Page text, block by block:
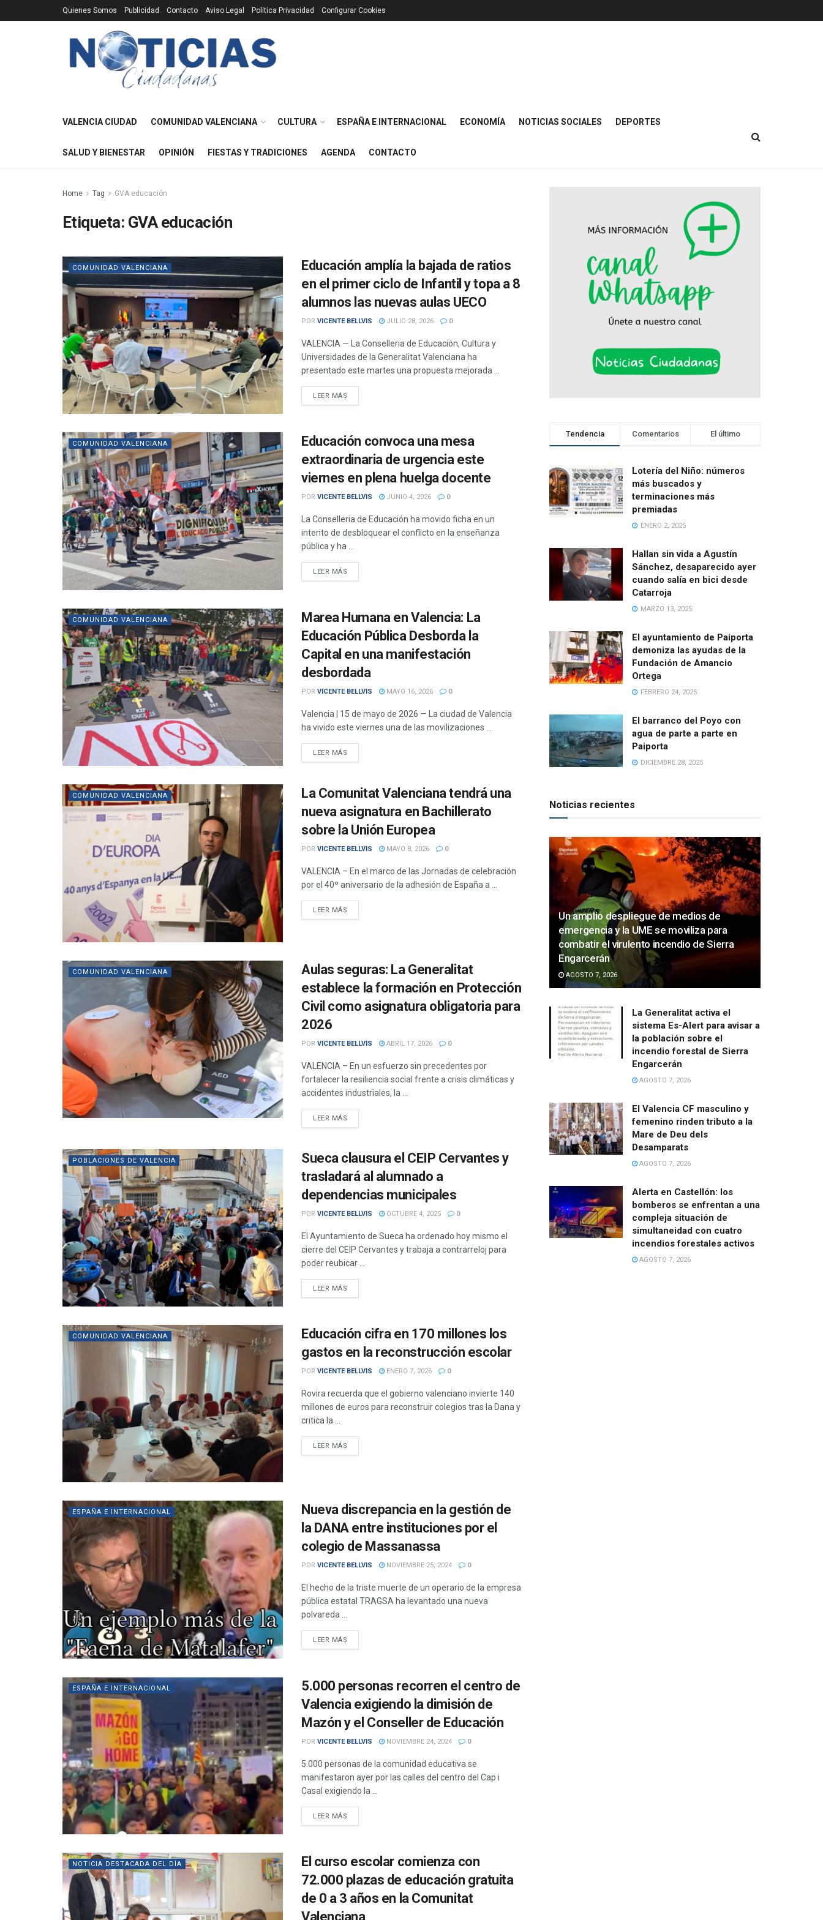
Quienes Somos Publicidad Contacto Aviso Legal Política Privacidad Configurar Cookies
VALENCIA CIUDAD COMUNIDAD VALENCIANA CULTURA ESPAÑA E INTERNACIONAL ECONOMÍA NOTICIAS SOCIALES DEPORTES
SALUD Y BIENESTAR OPINIÓN FIESTAS Y TRADICIONES AGENDA CONTACTO
Home Tag GVA educación
Etiqueta: GVA educación
COMUNIDAD VALENCIANA
Educación amplía la bajada de ratios
en el primer ciclo de Infantil y topa a 8
alumnos las nuevas aulas UECO
POR VICENTE BELLVIS JULIO 28, 2026 0
VALENCIA — La Conselleria de Educación, Cultura y
Universidades de la Generalitat Valenciana ha
presentado este martes una propuesta mejorada ...
LEER MÁS
COMUNIDAD VALENCIANA
Educación convoca una mesa
extraordinaria de urgencia este
viernes en plena huelga docente
POR VICENTE BELLVIS JUNIO 4, 2026 0
La Conselleria de Educación ha movido ficha en un
intento de desbloquear el conflicto en la enseñanza
pública y ha ...
LEER MÁS
COMUNIDAD VALENCIANA
Marea Humana en Valencia: La
Educación Pública Desborda la
Capital en una manifestación
desbordada
POR VICENTE BELLVIS MAYO 16, 2026 0
Valencia | 15 de mayo de 2026 — La ciudad de Valencia
ha vivido este viernes una de las movilizaciones ...
LEER MÁS
COMUNIDAD VALENCIANA
La Comunitat Valenciana tendrá una
nueva asignatura en Bachillerato
sobre la Unión Europea
POR VICENTE BELLVIS MAYO 8, 2026 0
VALENCIA – En el marco de las Jornadas de celebración
por el 40º aniversario de la adhesión de España a ...
LEER MÁS
COMUNIDAD VALENCIANA
Aulas seguras: La Generalitat
establece la formación en Protección
Civil como asignatura obligatoria para
2026
POR VICENTE BELLVIS ABRIL 17, 2026 0
VALENCIA – En un esfuerzo sin precedentes por
fortalecer la resiliencia social frente a crisis climáticas y
accidentes industriales, la ...
LEER MÁS
POBLACIONES DE VALENCIA
Sueca clausura el CEIP Cervantes y
trasladará al alumnado a
dependencias municipales
POR VICENTE BELLVIS OCTUBRE 4, 2025 0
El Ayuntamiento de Sueca ha ordenado hoy mismo el
cierre del CEIP Cervantes y trabaja a contrarreloj para
poder reubicar ...
LEER MÁS
COMUNIDAD VALENCIANA
Educación cifra en 170 millones los
gastos en la reconstrucción escolar
POR VICENTE BELLVIS ENERO 7, 2026 0
Rovira recuerda que el gobierno valenciano invierte 140
millones de euros para reconstruir colegios tras la Dana y
critica la ...
LEER MÁS
ESPAÑA E INTERNACIONAL
Nueva discrepancia en la gestión de
la DANA entre instituciones por el
colegio de Massanassa
POR VICENTE BELLVIS NOVIEMBRE 25, 2024 0
El hecho de la triste muerte de un operario de la empresa
pública estatal TRAGSA ha levantado una nueva
polvareda ...
LEER MÁS
ESPAÑA E INTERNACIONAL
5.000 personas recorren el centro de
Valencia exigiendo la dimisión de
Mazón y el Conseller de Educación
POR VICENTE BELLVIS NOVIEMBRE 24, 2024 0
5.000 personas de la comunidad educativa se
manifestaron ayer por las calles del centro del Cap i
Casal exigiendo la ...
LEER MÁS
NOTICIA DESTACADA DEL DÍA
El curso escolar comienza con
72.000 plazas de educación gratuita
de 0 a 3 años en la Comunitat
Valenciana
Tendencia Comentarios El último
Lotería del Niño: números
más buscados y
terminaciones más
premiadas
ENERO 2, 2025
Hallan sin vida a Agustín
Sánchez, desaparecido ayer
cuando salía en bici desde
Catarroja
MARZO 13, 2025
El ayuntamiento de Paiporta
demoniza las ayudas de la
Fundación de Amancio
Ortega
FEBRERO 24, 2025
El barranco del Poyo con
agua de parte a parte en
Paiporta
DICIEMBRE 28, 2025
Noticias recientes
Un amplio despliegue de medios de
emergencia y la UME se moviliza para
combatir el virulento incendio de Sierra
Engarcerán
AGOSTO 7, 2026
La Generalitat activa el
sistema Es-Alert para avisar a
la población sobre el
incendio forestal de Sierra
Engarcerán
AGOSTO 7, 2026
El Valencia CF masculino y
femenino rinden tributo a la
Mare de Deu dels
Desamparats
AGOSTO 7, 2026
Alerta en Castellón: los
bomberos se enfrentan a una
compleja situación de
simultaneidad con cuatro
incendios forestales activos
AGOSTO 7, 2026